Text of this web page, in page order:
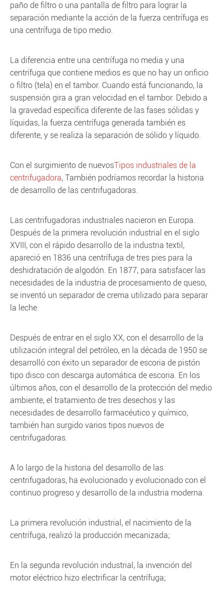
paño de filtro o una pantalla de filtro para lograr la
separación mediante la acción de la fuerza centrífuga es
una centrífuga de tipo medio.
La diferencia entre una centrífuga no media y una
centrífuga que contiene medios es que no hay un orificio
o filtro (tela) en el tambor. Cuando está funcionando, la
suspensión gira a gran velocidad en el tambor. Debido a
la gravedad específica diferente de las fases sólidas y
líquidas, la fuerza centrífuga generada también es
diferente, y se realiza la separación de sólido y líquido.
Con el surgimiento de nuevosTipos industriales de la
centrifugadora, También podríamos recordar la historia
de desarrollo de las centrifugadoras.
Las centrifugadoras industriales nacieron en Europa.
Después de la primera revolución industrial en el siglo
XVIII, con el rápido desarrollo de la industria textil,
apareció en 1836 una centrífuga de tres pies para la
deshidratación de algodón. En 1877, para satisfacer las
necesidades de la industria de procesamiento de queso,
se inventó un separador de crema utilizado para separar
la leche.
Después de entrar en el siglo XX, con el desarrollo de la
utilización integral del petróleo, en la década de 1950 se
desarrolló con éxito un separador de escoria de pistón
tipo disco con descarga automática de escoria. En los
últimos años, con el desarrollo de la protección del medio
ambiente, el tratamiento de tres desechos y las
necesidades de desarrollo farmacéutico y químico,
también han surgido varios tipos nuevos de
centrifugadoras.
A lo largo de la historia del desarrollo de las
centrifugadoras, ha evolucionado y evolucionado con el
continuo progreso y desarrollo de la industria moderna.
La primera revolución industrial, el nacimiento de la
centrífuga, realizó la producción mecanizada;
En la segunda revolución industrial, la invención del
motor eléctrico hizo electrificar la centrífuga;